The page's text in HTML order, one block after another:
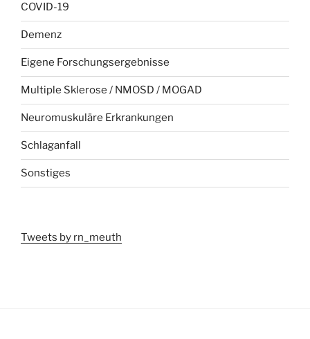
COVID-19
Demenz
Eigene Forschungsergebnisse
Multiple Sklerose / NMOSD / MOGAD
Neuromuskuläre Erkrankungen
Schlaganfall
Sonstiges
Tweets by rn_meuth